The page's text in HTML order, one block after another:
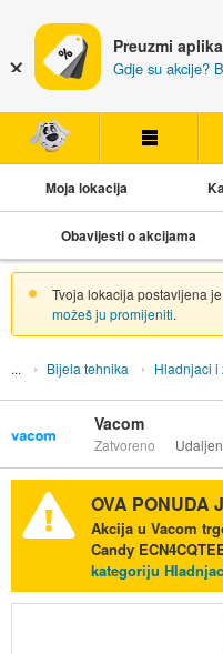
Preuzmi
Gdje su akcije?
Moja lokacija
Obavijesti o akcijama
Tvoja lokacija postavljena
možeš ju promijeniti.
Bijela tehnika Hladnjaci i
Vacom
Zatvoreno
OVA PONUDA
Akcija u Vacom
Candy
kategoriju